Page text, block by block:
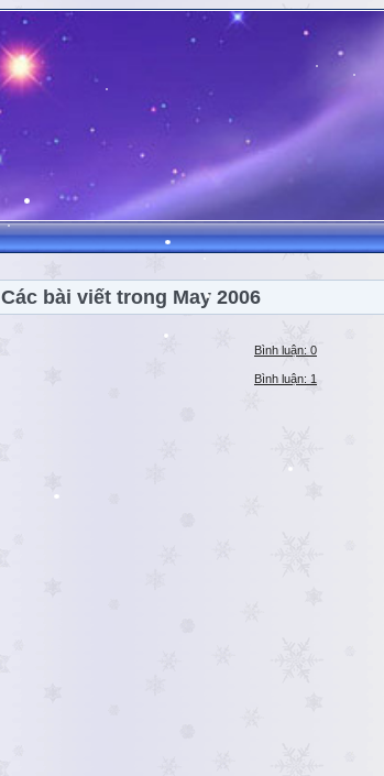
Các bài viết trong May 2006
Bình luận: 0
Bình luận: 1